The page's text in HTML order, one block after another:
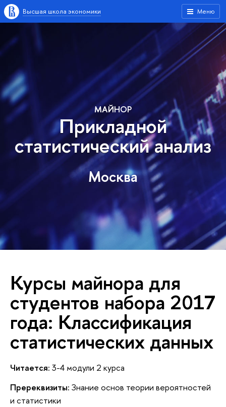
Меню
Высшая школа экономики
МАЙНОР
Прикладной
статистический анализ
Москва
Курсы майнора для
студентов набора 2017
года: Классификация
статистических данных
Читается: 3-4 модули 2 курса
Пререквизиты: Знание основ теории вероятностей
и статистики